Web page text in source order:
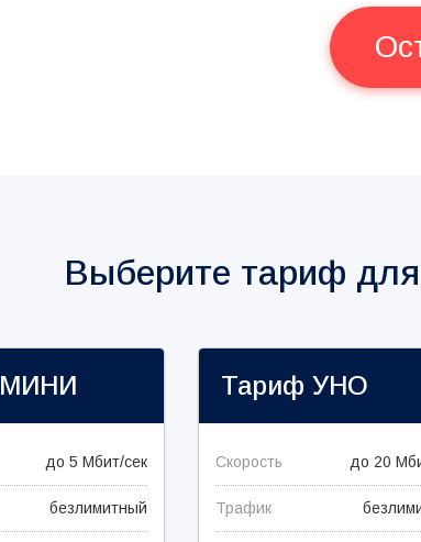
Выберите тариф
МИНИ
до 5 Мбит/сек
безлимитный
Тариф УНО
Скорость до 20
Трафик